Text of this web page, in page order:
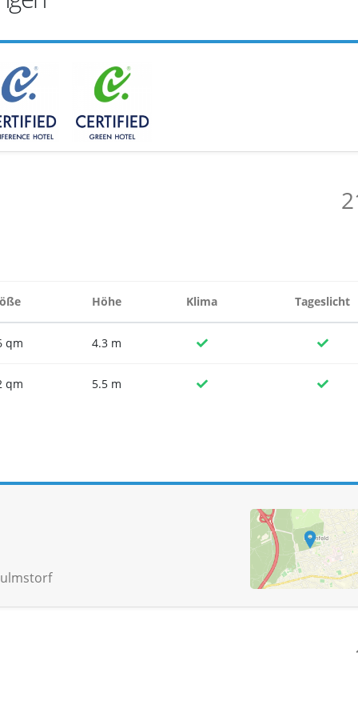
Höhe Klima Tageslicht
qm 4.3 m
qm 5.5 m